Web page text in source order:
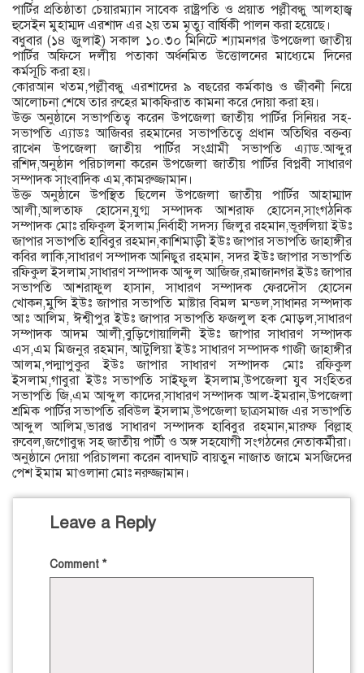
পার্টির প্রতিষ্ঠাতা চেয়ারম্যান সাবেক রাষ্ট্রপতি ও প্রয়াত পল্লীবন্ধু আলহাজ্ব
হুসেইন মুহাম্মদ এরশাদ এর ২য় তম মৃত্যু বার্ষিকী পালন করা হয়েছে।
বধুবার (১৪ জুলাই) সকাল ১০.৩০ মিনিটে শ্যামনগর উপজেলা জাতীয়
পার্টির অফিসে দলীয় পতাকা অর্ধনমিত উত্তোলনের মাধ্যেমে দিনের
কর্মসূচি করা হয়।
কোরআন খতম,পল্লীবন্ধু এরশাদের ৯ বছরের কর্মকাণ্ড ও জীবনী নিয়ে
আলোচনা শেষে তার রুহের মাকফিরাত কামনা করে দোয়া করা হয়।
উক্ত অনুষ্ঠানে সভাপতিত্ব করেন উপজেলা জাতীয় পার্টির সিনিয়র সহ-
সভাপতি এ্যাডঃ আজিবর রহমানের সভাপতিত্বে প্রধান অতিথির বক্তব্য
রাখেন উপজেলা জাতীয় পার্টির সংগ্রামী সভাপতি এ্যাড.আব্দুর
রশিদ,অনুষ্ঠান পরিচালনা করেন উপজেলা জাতীয় পার্টির বিপ্লবী সাধারণ
সম্পাদক সাংবাদিক এম,কামরুজ্জামান।
উক্ত অনুষ্ঠানে উপস্থিত ছিলেন উপজেলা জাতীয় পার্টির আহাম্মাদ
আলী,আলতাফ হোসেন,যুগ্ম সম্পাদক আশরাফ হোসেন,সাংগঠনিক
সম্পাদক মোঃ রফিকুল ইসলাম,নির্বাহী সদস্য জিলুর রহমান,ভূরুলিয়া ইউঃ
জাপার সভাপতি হাবিবুর রহমান,কাশিমাড়ী ইউঃ জাপার সভাপতি জাহাঙ্গীর
কবির লাকি,সাধারণ সম্পাদক আনিছুর রহমান, সদর ইউঃ জাপার সভাপতি
রফিকুল ইসলাম,সাধারণ সম্পাদক আব্দুল আজিজ,রমাজানগর ইউঃ জাপার
সভাপতি আশরাফুল হাসান, সাধারণ সম্পাদক ফেরদৌস হোসেন
খোকন,মুন্সি ইউঃ জাপার সভাপতি মাষ্টার বিমল মন্ডল,সাধানর সম্পদাক
আঃ আলিম, ঈশ্বীপুর ইউঃ জাপার সভাপতি ফজলুল হক মোড়ল,সাধারণ
সম্পাদক আদম আলী,বুড়িগোয়ালিনী ইউঃ জাপার সাধারণ সম্পাদক
এস,এম মিজনুর রহমান, আটুলিয়া ইউঃ সাধারণ সম্পাদক গাজী জাহাঙ্গীর
আলম,পদ্মাপুকুর ইউঃ জাপার সাধারণ সম্পাদক মোঃ রফিকুল
ইসলাম,গাবুরা ইউঃ সভাপতি সাইফুল ইসলাম,উপজেলা যুব সংহিতর
সভাপতি জি,এম আব্দুল কাদের,সাধারণ সম্পাদক আল-ইমরান,উপজেলা
শ্রমিক পার্টির সভাপতি রবিউল ইসলাম,উপজেলা ছাত্রসমাজ এর সভাপতি
আব্দুল আলিম,ভারপ্ত সাধারণ সম্পাদক হাবিবুর রহমান,মারুফ বিল্লাহ
রুবেল,জগোবুন্ধ সহ জাতীয় পার্টী ও অঙ্গ সহযোগী সংগঠনের নেতাকর্মীরা।
অনুষ্ঠানে দোয়া পরিচালনা করেন বাদঘাট বায়তুন নাজাত জামে মসজিদের
পেশ ইমাম মাওলানা মোঃ নরুজ্জামান।
Leave a Reply
Comment *